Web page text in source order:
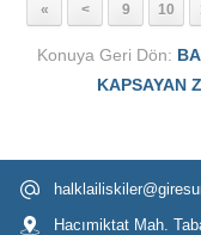
« < 9 10
Konuya Geri Dön:
KAPSAYAN
Hacımiktat Mah.